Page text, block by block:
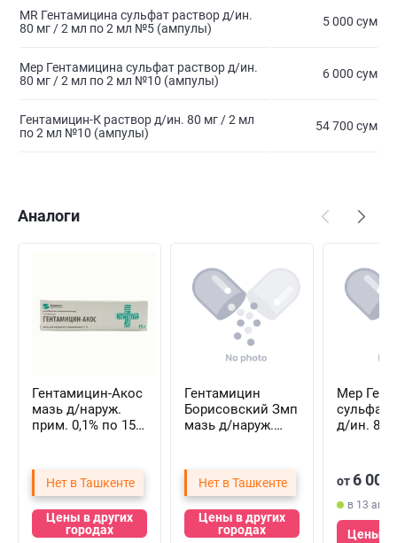
MR Гентамицина сульфат раствор д/ин.
80 мг / 2 мл по 2 мл №5 (ампулы)
5 000 сум
Мер Гентамицина сульфат раствор д/ин.
80 мг / 2 мл по 2 мл №10 (ампулы)
6 000 сум
Гентамицин-К раствор д/ин. 80 мг / 2 мл
по 2 мл №10 (ампулы)
54 700 сум
Аналоги
Гентамицин-Акос
мазь д/наруж.
прим. 0,1% по 15 г
Нет в Ташкенте
Цены в других
городах
Гентамицин
Борисовский Змп
мазь д/наруж.
Нет в Ташкенте
Цены в других
городах
Мер
сульфат
д/ин. 80
от6 000
в 13
Цены в